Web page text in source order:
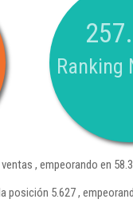
Ranking
, empeorando en
posición 5.627 ,